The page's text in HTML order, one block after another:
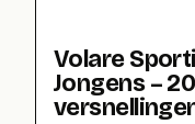
Volare
Jongens –